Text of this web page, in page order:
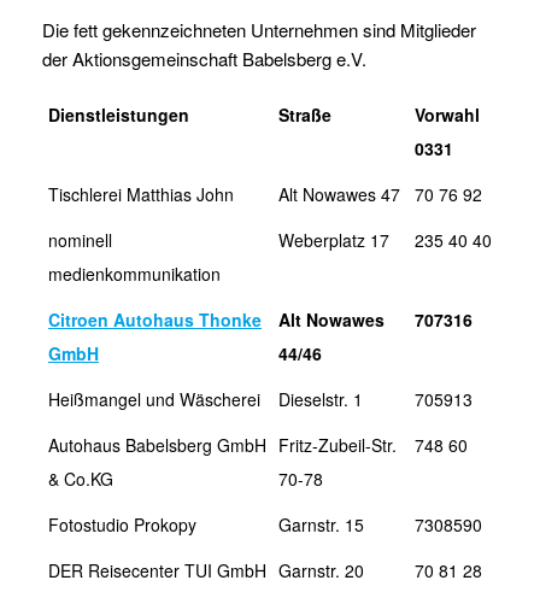
Die fett gekennzeichneten Unternehmen sind Mitglieder
der Aktionsgemeinschaft Babelsberg e.V.
Dienstleistungen Straße
Vorwahl
0331
Tischlerei Matthias John
Alt Nowawes 47 70 76 92
nominell
medienkommunikation
Weberplatz 17 235 40 40
Citroen Autohaus Thonke
GmbH
Alt Nowawes
44/46
707316
Heißmangel und Wäscherei Dieselstr. 1
705913
Autohaus Babelsberg GmbH
& Co.KG
Fritz-Zubeil-Str.
70-78
748 60
Fotostudio Prokopy Garnstr. 15
7308590
DER Reisecenter TUI GmbH Garnstr. 20
70 81 28